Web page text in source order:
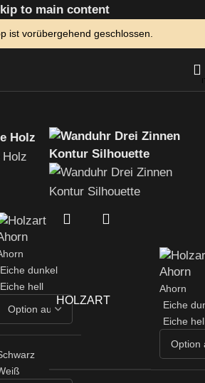
to main content
ist vorübergehend geschlossen.
Eiche dunkel
Eiche hell
HOLZART
Ahorn
Eiche
Eiche